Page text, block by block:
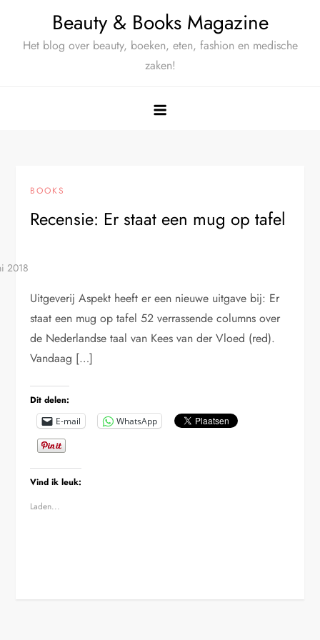
Beauty & Books Magazine
Het blog over beauty, boeken, eten, fashion en medische
zaken!
BOOKS
Recensie: Er staat een mug op tafel
Uitgeverij Aspekt heeft er een nieuwe uitgave bij: Er
staat een mug op tafel 52 verrassende columns over
de Nederlandse taal van Kees van der Vloed (red).
Vandaag […]
Dit delen:
E-mail WhatsApp
Vind ik leuk:
Laden...